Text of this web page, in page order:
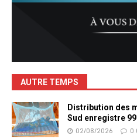
AUTRE TEMPS
Distribution des
Sud enregistre
02/08/2026 0